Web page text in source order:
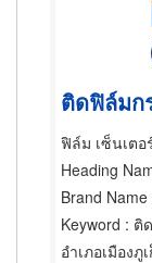
ติดฟิล์มก
ฟิล์ม เซ็นเตอ
Heading
Brand Name
Keyword : ติ
อำเภอเมืองภู